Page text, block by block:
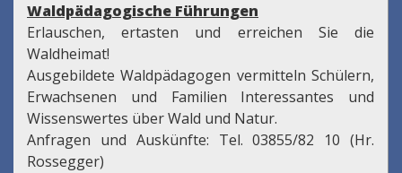
Waldpädagogische Führungen
Erlauschen, ertasten und erreichen Sie die
Waldheimat!
Ausgebildete Waldpädagogen vermitteln Schülern,
Erwachsenen und Familien Interessantes und
Wissenswertes über Wald und Natur.
Anfragen und Auskünfte: Tel. 03855/82 10 (Hr.
Rossegger)